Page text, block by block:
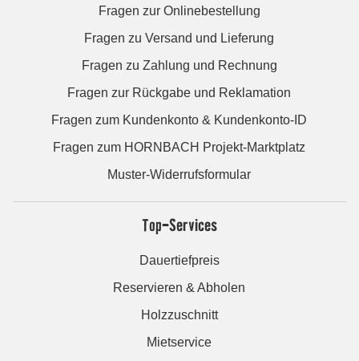
Fragen zur Onlinebestellung
Fragen zu Versand und Lieferung
Fragen zu Zahlung und Rechnung
Fragen zur Rückgabe und Reklamation
Fragen zum Kundenkonto & Kundenkonto-ID
Fragen zum HORNBACH Projekt-Marktplatz
Muster-Widerrufsformular
Top-Services
Dauertiefpreis
Reservieren & Abholen
Holzzuschnitt
Mietservice